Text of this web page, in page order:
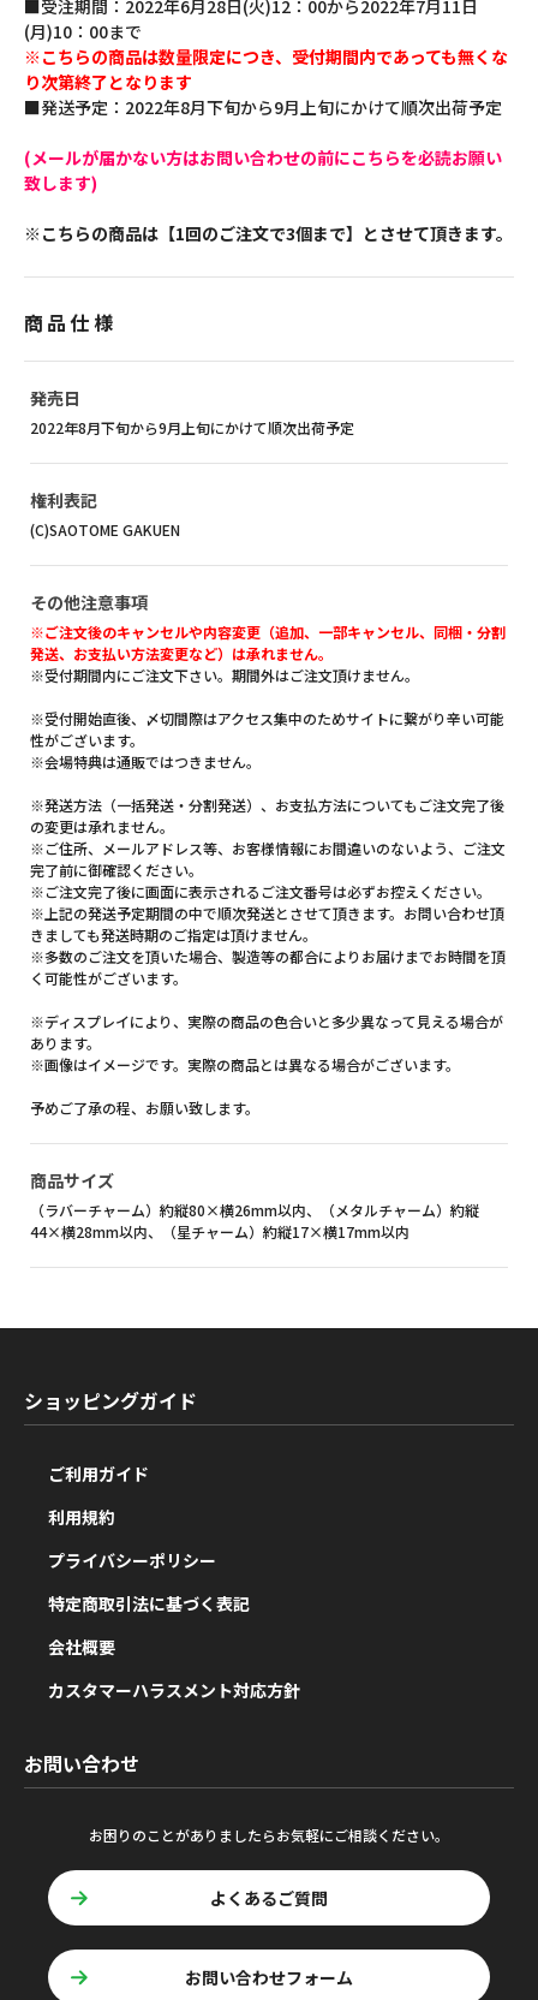
■受注期間：2022年6月28日(火)12：00から2022年7月11日
(月)10：00まで
※こちらの商品は数量限定につき、受付期間内であっても無くな
り次第終了となります
■発送予定：2022年8月下旬から9月上旬にかけて順次出荷予定
(メールが届かない方はお問い合わせの前にこちらを必読お願い
致します)
※こちらの商品は【1回のご注文で3個まで】とさせて頂きます。
商品仕様
発売日
2022年8月下旬から9月上旬にかけて順次出荷予定
権利表記
(C)SAOTOME GAKUEN
その他注意事項
※ご注文後のキャンセルや内容変更（追加、一部キャンセル、同梱・分割
発送、お支払い方法変更など）は承れません。
※受付期間内にご注文下さい。期間外はご注文頂けません。
※受付開始直後、〆切間際はアクセス集中のためサイトに繋がり辛い可能
性がございます。
※会場特典は通販ではつきません。
※発送方法（一括発送・分割発送）、お支払方法についてもご注文完了後
の変更は承れません。
※ご住所、メールアドレス等、お客様情報にお間違いのないよう、ご注文
完了前に御確認ください。
※ご注文完了後に画面に表示されるご注文番号は必ずお控えください。
※上記の発送予定期間の中で順次発送とさせて頂きます。お問い合わせ頂
きましても発送時期のご指定は頂けません。
※多数のご注文を頂いた場合、製造等の都合によりお届けまでお時間を頂
く可能性がございます。
※ディスプレイにより、実際の商品の色合いと多少異なって見える場合が
あります。
※画像はイメージです。実際の商品とは異なる場合がございます。
予めご了承の程、お願い致します。
商品サイズ
（ラバーチャーム）約縦80×横26mm以内、（メタルチャーム）約縦
44×横28mm以内、（星チャーム）約縦17×横17mm以内
ショッピングガイド
ご利用ガイド
利用規約
プライバシーポリシー
特定商取引法に基づく表記
会社概要
カスタマーハラスメント対応方針
お問い合わせ
お困りのことがありましたらお気軽にご相談ください。
よくあるご質問
お問い合わせフォーム